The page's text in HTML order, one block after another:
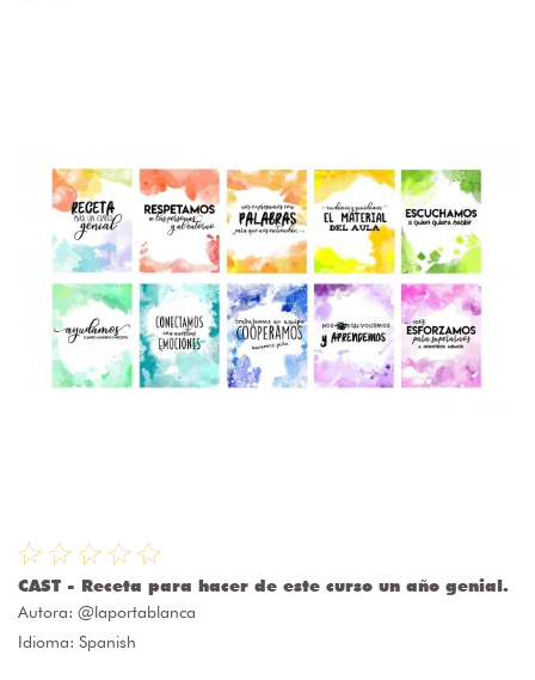
CAST - Receta para hacer de este curso un año genial.
Autora: @laportablanca
Idioma: Spanish